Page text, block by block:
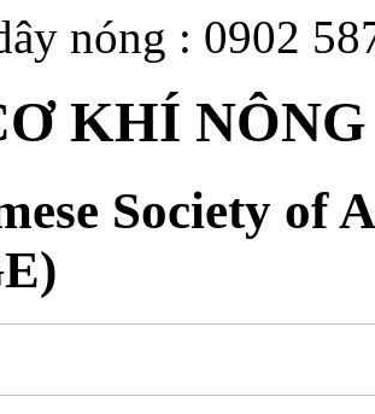
nóng : 0902
KHÍ
Society of